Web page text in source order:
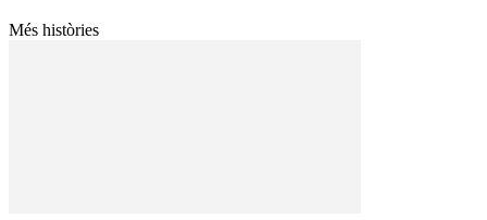
Més històries